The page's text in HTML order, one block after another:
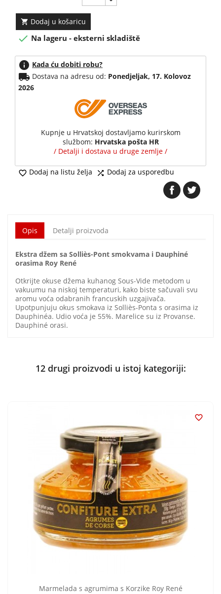
 Dodaj u košaricu
 Na lageru - eksterni skladiště
info Kada ću dobiti robu?
local_shipping Dostava na adresu od: Ponedjeljak, 17. Kolovoz
2026
Kupnje u Hrvatskoj dostavljamo kurirskom
službom: Hrvatska pošta HR
/ Detalji i dostava u druge zemlje /
 Dodaj na listu želja  Dodaj za usporedbu
Opis Detalji proizvoda
Ekstra džem sa Solliès-Pont smokvama i Dauphiné
orasima Roy René
Otkrijte okuse džema kuhanog Sous-Vide metodom u
vakuumu na niskoj temperaturi, kako biste sačuvali svu
aromu voća odabranih francuskih uzgajivača.
Upotpunjuju okus smokava iz Solliès-Ponta s orasima iz
Dauphinéa. Udio voća je 55%. Marelice su iz Provanse.
Dauphiné orasi.
12 drugi proizvodi u istoj kategoriji:

Marmelada s agrumima s Korzike Roy René